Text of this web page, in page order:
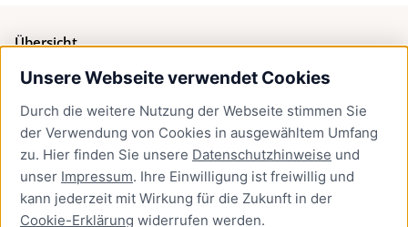
Unsere Webseite verwendet Cookies
Durch die weitere Nutzung der Webseite stimmen Sie
der Verwendung von Cookies in ausgewähltem Umfang
zu. Hier finden Sie unsere Datenschutzhinweise und
unser Impressum. Ihre Einwilligung ist freiwillig und
kann jederzeit mit Wirkung für die Zukunft in der
Cookie-Erklärung widerrufen werden.
Übersicht
Bürgerservice
Presse
Newsletter Lübeck:kompakt
Kontakt
Kontakt